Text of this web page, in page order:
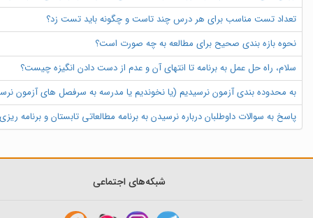
تعداد تست مناسب برای هر درس چند تاست و چگونه باید تست زد؟
نحوه بازه بندی صحیح برای مطالعه به چه صورت است؟
سلام، راه حل عمل به برنامه تا انتهای آن و عدم از دست دادن انگیزه چیست؟
به محدوده بندی آزمون نرسیدیم (یا نخوندیم یا مدرسه به سرفصل های آزمون
پاسخ به سوالات داوطلبان درباره نرسیدن به برنامه مطالعاتی تابستان و برنامه
شبکه‌های اجتماعی